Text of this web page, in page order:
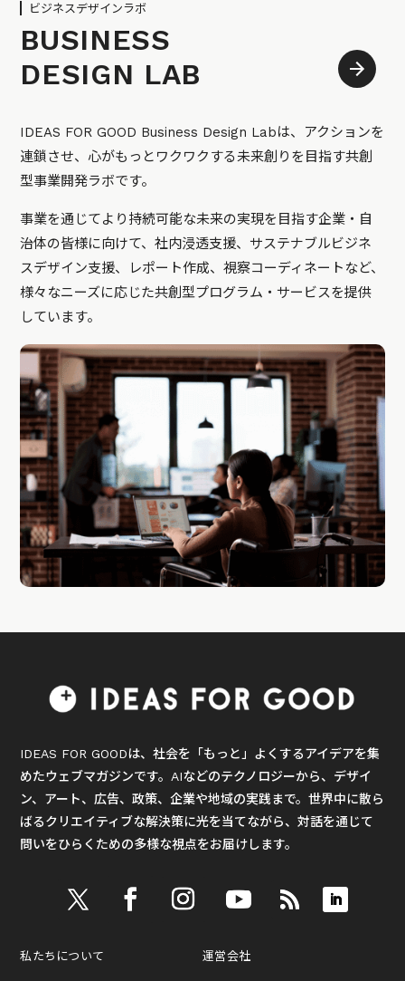
ビジネスデザインラボ
BUSINESS
DESIGN LAB
IDEAS FOR GOOD Business Design Labは、アクションを
連鎖させ、心がもっとワクワクする未来創りを目指す共創
型事業開発ラボです。
事業を通じてより持続可能な未来の実現を目指す企業・自
治体の皆様に向けて、社内浸透支援、サステナブルビジネ
スデザイン支援、レポート作成、視察コーディネートなど、
様々なニーズに応じた共創型プログラム・サービスを提供
しています。
IDEAS FOR GOODは、社会を「もっと」よくするアイデアを集
めたウェブマガジンです。AIなどのテクノロジーから、デザイ
ン、アート、広告、政策、企業や地域の実践まで。世界中に散ら
ばるクリエイティブな解決策に光を当てながら、対話を通じて
問いをひらくための多様な視点をお届けします。
私たちについて 運営会社